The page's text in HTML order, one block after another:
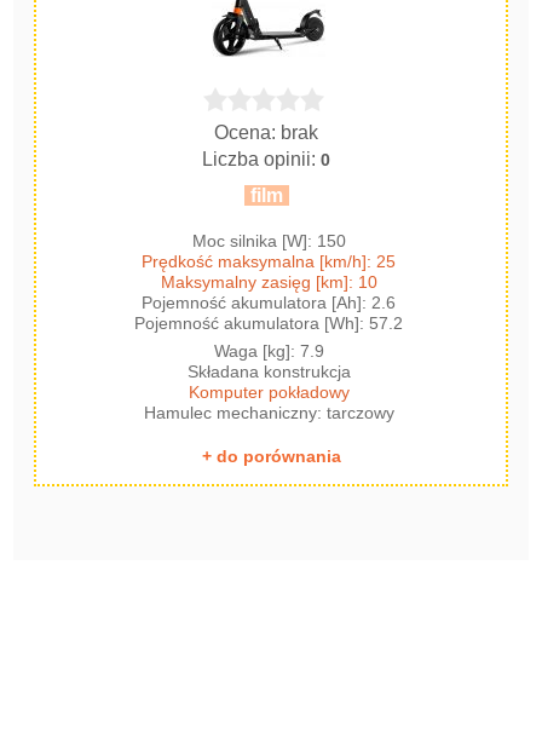
Ocena: brak
Liczba opinii:0
film
Moc silnika [W]: 150
Prędkość maksymalna [km/h]: 25
Maksymalny zasięg [km]: 10
Pojemność akumulatora [Ah]: 2.6
Pojemność akumulatora [Wh]: 57.2
Waga [kg]: 7.9
Składana konstrukcja
Komputer pokładowy
Hamulec mechaniczny: tarczowy
+ do porównania